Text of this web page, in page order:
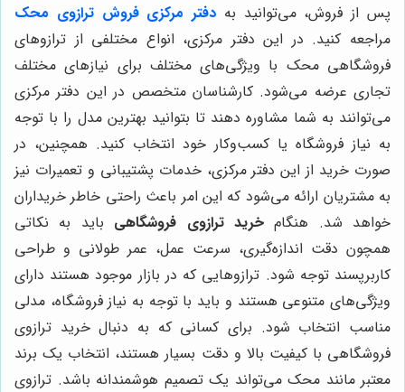
پس از فروش، می‌توانید به دفتر مرکزی فروش ترازوی محک
مراجعه کنید. در این دفتر مرکزی، انواع مختلفی از ترازوهای
فروشگاهی محک با ویژگی‌های مختلف برای نیازهای مختلف
تجاری عرضه می‌شود. کارشناسان متخصص در این دفتر مرکزی
می‌توانند به شما مشاوره دهند تا بتوانید بهترین مدل را با توجه
به نیاز فروشگاه یا کسب‌وکار خود انتخاب کنید. همچنین، در
صورت خرید از این دفتر مرکزی، خدمات پشتیبانی و تعمیرات نیز
به مشتریان ارائه می‌شود که این امر باعث راحتی خاطر خریداران
خواهد شد. هنگامخرید ترازوی فروشگاهی باید به نکاتی
همچون دقت اندازه‌گیری، سرعت عمل، عمر طولانی و طراحی
کاربرپسند توجه شود. ترازوهایی که در بازار موجود هستند دارای
ویژگی‌های متنوعی هستند و باید با توجه به نیاز فروشگاه، مدلی
مناسب انتخاب شود. برای کسانی که به دنبال خرید ترازوی
فروشگاهی با کیفیت بالا و دقت بسیار هستند، انتخاب یک برند
معتبر مانند محک می‌تواند یک تصمیم هوشمندانه باشد. ترازوی